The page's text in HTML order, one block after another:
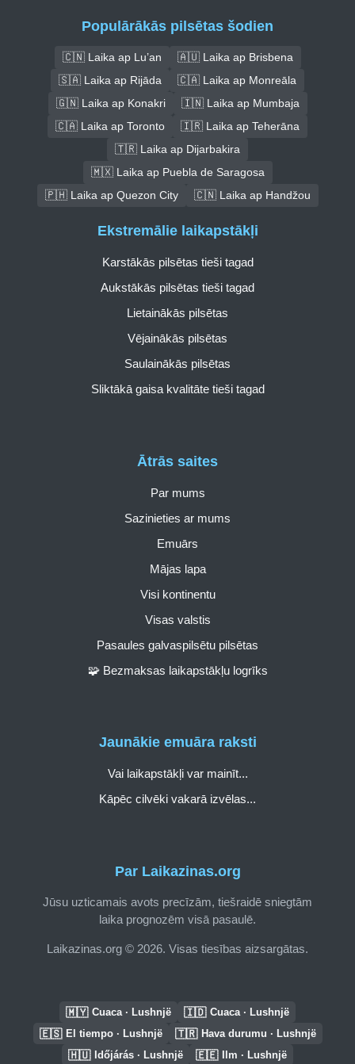
Populārākās pilsētas šodien
🇨🇳 Laika ap Lu’an
🇦🇺 Laika ap Brisbena
🇸🇦 Laika ap Rijāda
🇨🇦 Laika ap Monreāla
🇬🇳 Laika ap Konakri
🇮🇳 Laika ap Mumbaja
🇨🇦 Laika ap Toronto
🇮🇷 Laika ap Teherāna
🇹🇷 Laika ap Dijarbakira
🇲🇽 Laika ap Puebla de Saragosa
🇵🇭 Laika ap Quezon City
🇨🇳 Laika ap Handžou
Par Laikazinas.org
Jūsu uzticamais avots precīzām, tiešraidē sniegtām
laika prognozēm visā pasaulē.
Laikazinas.org © 2026. Visas tiesības aizsargātas.
Ātrās saites
Par mums
Sazinieties ar mums
Emuārs
Mājas lapa
Visi kontinentu
Visas valstis
Pasaules galvaspilsētu pilsētas
🧩 Bezmaksas laikapstākļu logrīks
Ekstremālie laikapstākļi
Karstākās pilsētas tieši tagad
Aukstākās pilsētas tieši tagad
Lietainākās pilsētas
Vējainākās pilsētas
Saulainākās pilsētas
Sliktākā gaisa kvalitāte tieši tagad
Jaunākie emuāra raksti
Vai laikapstākļi var mainīt...
Kāpēc cilvēki vakarā izvēlas...
🇲🇾 Cuaca · Lushnjë 🇮🇩 Cuaca · Lushnjë
🇪🇸 El tiempo · Lushnjë 🇹🇷 Hava durumu · Lushnjë
🇭🇺 Időjárás · Lushnjë 🇪🇪 Ilm · Lushnjë